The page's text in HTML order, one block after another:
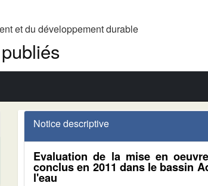
et du développement durable
Notice descriptive
Evaluation de la mise en
conclus en 2011 dans le bassin
l'eau